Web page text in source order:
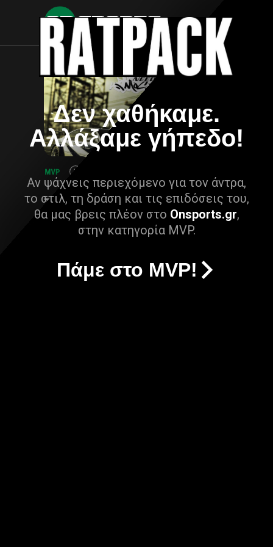
Δεν χαθήκαμε.
Αλλάξαμε γήπεδο!
Αν ψάχνεις περιεχόμενο για τον άντρα,
το στιλ, τη δράση και τις επιδόσεις του,
θα μας βρεις πλέον στο Onsports.gr,
στην κατηγορία MVP.
Πάμε στο MVP!